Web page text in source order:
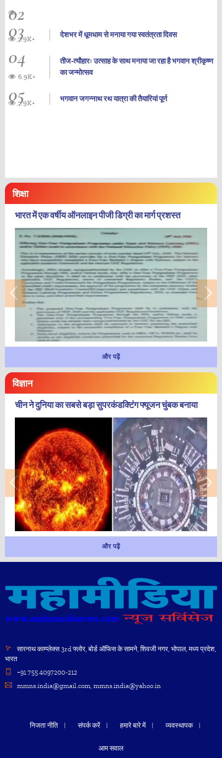
02
03 देशभर में धूमधाम से मनाया गया स्वतंत्रता दिवस
7.9K+
04
तीज-त्यौहारः उत्साह के साथ मनाया जा रहा है भगवान श्रीकृष्ण
का जन्‍मोत्‍सव
6.9K+
05 भगवान जगन्नाथ रथ यात्रा की तैयारियां पूर्ण
7.9K+
शिक्षा
भारत में एक वर्षीय ऑनलाइन पीजी डिग्री का मार्ग प्रशस्त
और पढ़ें
विज्ञान
चीन ने दुनिया का सबसे बड़ा सुपरकंडक्टिंग फ्यूजन चुंबक बनाया
और पढ़ें
सारनाथ काम्प्लेक्स 3rd फ्लोर, बोर्ड ऑफिस के सामने, शिवजी नगर, भोपाल, मध्य प्रदेश,
भारत
+91 755 4097200-212
mmns.india@gmail.com, mmns.india@yahoo.in
निजता नीति संपर्क करें हमारे बारे में व्यवस्थापक
आम सवाल